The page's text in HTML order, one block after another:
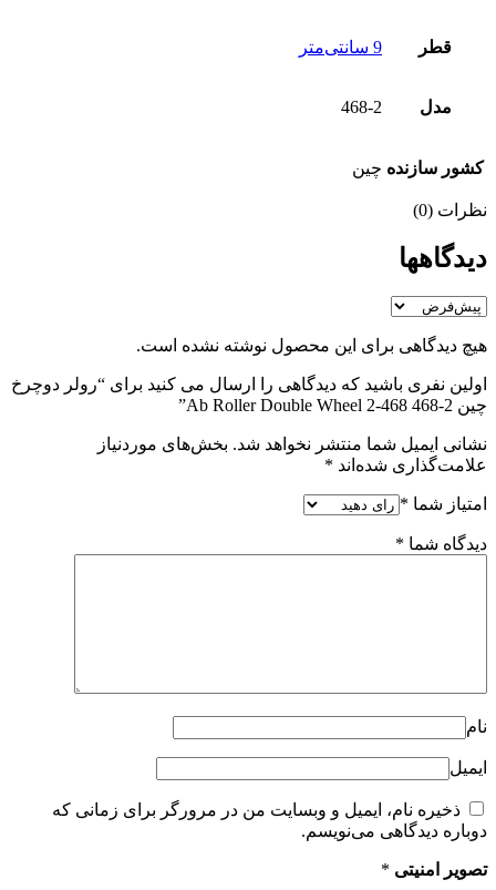
قطر 9 سانتی‌متر
مدل 468-2
کشور سازنده چین
نظرات (0)
دیدگاهها
هیچ دیدگاهی برای این محصول نوشته نشده است.
اولین نفری باشید که دیدگاهی را ارسال می کنید برای “رولر دوچرخ
چین 2-468 Ab Roller Double Wheel 2-468”
نشانی ایمیل شما منتشر نخواهد شد. بخش‌های موردنیاز
علامت‌گذاری شده‌اند *
امتیاز شما *
دیدگاه شما *
نام
ایمیل
ذخیره نام، ایمیل و وبسایت من در مرورگر برای زمانی که
دوباره دیدگاهی می‌نویسم.
تصویر امنیتی *